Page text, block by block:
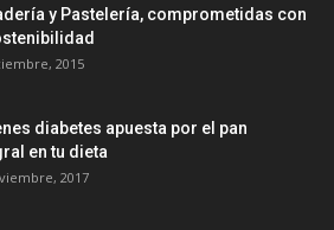
y Pastelería, comprometidas con
2015
diabetes apuesta por el pan
en tu dieta
2017